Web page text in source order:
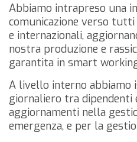
Abbiamo intrapreso una
comunicazione verso
e internazionali,
nostra produzione e
garantita in smart
A livello interno
giornaliero tra dipendenti
aggiornamenti nella
emergenza, e per la